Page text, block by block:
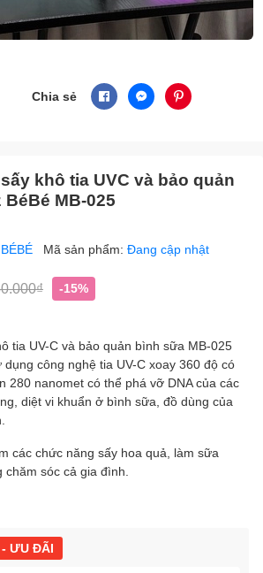
Chia sẻ
khô tia UVC và bảo quản
MB-025
Mã sản phẩm: Đang cập nhật
-15%
tia UV-C và bảo quản bình sữa MB-025
công nghệ tia UV-C xoay 360 độ có
280 nanomet có thể phá vỡ DNA của các
diệt vi khuẩn ở bình sữa, đồ dùng của
các chức năng sấy hoa quả, làm sữa
sóc cả gia đình.
- ƯU ĐÃI